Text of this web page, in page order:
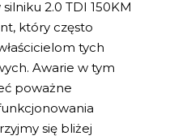
2.0 TDI 150KM
który często
tych
Awarie w tym
poważne
się bliżej